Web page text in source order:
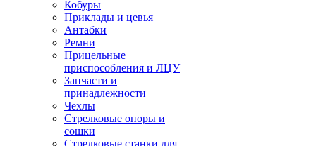
Кобуры
Приклады и цевья
Антабки
Ремни
Прицельные
приспособления и ЛЦУ
Запчасти и
принадлежности
Чехлы
Стрелковые опоры и
сошки
Стрелковые станки для